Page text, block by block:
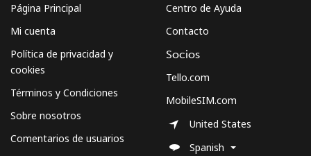
Página Principal
Mi cuenta
Política de privacidad y
cookies
Términos y Condiciones
Sobre nosotros
Comentarios de usuarios
Centro de Ayuda
Contacto
Socios
Tello.com
MobileSIM.com
United States
Spanish